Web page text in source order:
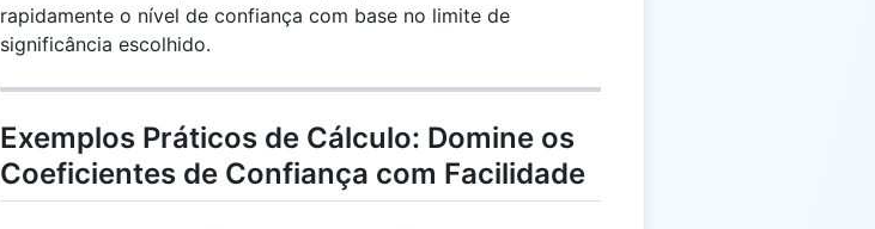
rapidamente o nível de confiança com base no limite de
significância escolhido.
Exemplos Práticos de Cálculo: Domine os
Coeficientes de Confiança com Facilidade